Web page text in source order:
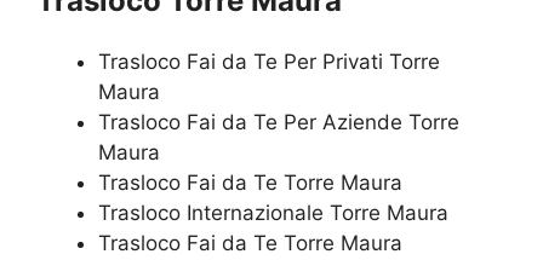
Trasloco Fai da Te Per Privati Torre
Maura
Trasloco Fai da Te Per Aziende Torre
Maura
Trasloco Fai da Te Torre Maura
Trasloco Internazionale Torre Maura
Trasloco Fai da Te Torre Maura